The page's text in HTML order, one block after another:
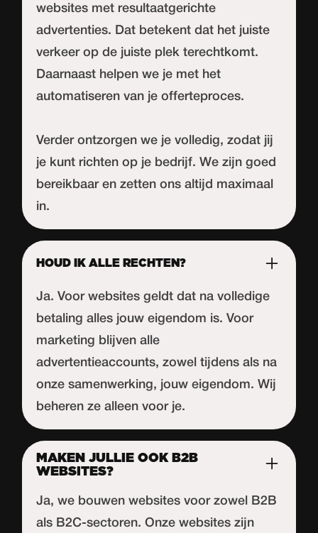
websites met resultaatgerichte
advertenties. Dat betekent dat het juiste
verkeer op de juiste plek terechtkomt.
Daarnaast helpen we je met het
automatiseren van je offerteproces.
Verder ontzorgen we je volledig, zodat jij
je kunt richten op je bedrijf. We zijn goed
bereikbaar en zetten ons altijd maximaal
in.
HOUD IK ALLE RECHTEN?
Ja. Voor websites geldt dat na volledige
betaling alles jouw eigendom is. Voor
marketing blijven alle
advertentieaccounts, zowel tijdens als na
onze samenwerking, jouw eigendom. Wij
beheren ze alleen voor je.
MAKEN JULLIE OOK B2B
WEBSITES?
Ja, we bouwen websites voor zowel B2B
als B2C-sectoren. Onze websites zijn